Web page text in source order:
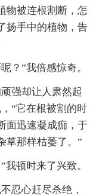
物被连根割断，怎
扬手中的植物，告
？”我倍感惊奇。
强却让人肃然起
“它在根被割的时
面迅速凝成痂，于
草那样枯萎了。”
顿时来了兴致。
忍心赶尽杀绝，